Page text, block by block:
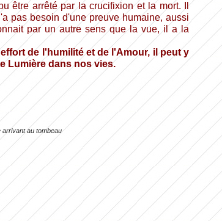
être arrêté par la crucifixion et la mort. Il
pas besoin d'une preuve humaine, aussi
par un autre sens que la vue, il a la
de l'humilité et de l'Amour, il peut y
Lumière dans nos vies.
au tombeau